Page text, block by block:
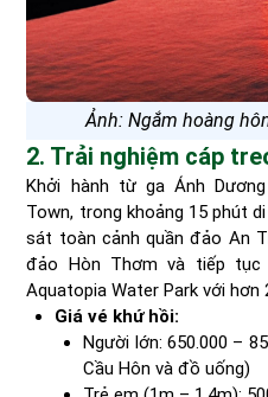
Ảnh: Ngắm hoàng
2. Trải nghiệm cáp
Khởi hành từ ga Ánh
Town, trong khoảng 15 phút
sát toàn cảnh quần đảo An
đảo Hòn Thơm và tiếp
Aquatopia Water Park với
Giá vé khứ hồi:
Người lớn: 650.000 –
Cầu Hôn và đồ uống)